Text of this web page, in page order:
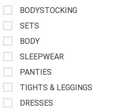
BODYSTOCKING
SETS
BODY
SLEEPWEAR
PANTIES
TIGHTS & LEGGINGS
DRESSES